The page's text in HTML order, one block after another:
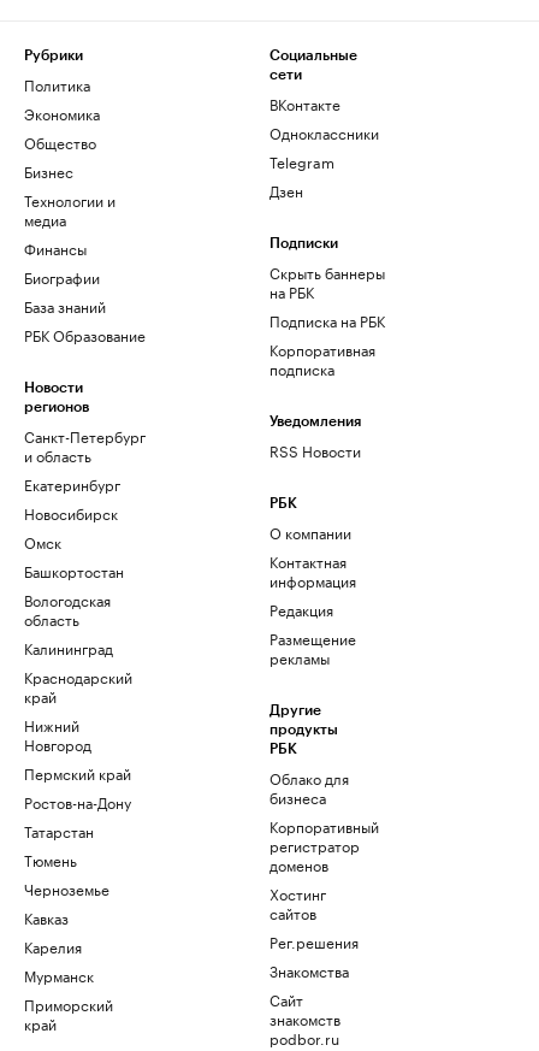
Рубрики
Политика
Экономика
Общество
Бизнес
Технологии и
медиа
Финансы
Биографии
База знаний
РБК Образование
Новости
регионов
Санкт-Петербург
и область
Екатеринбург
Новосибирск
Омск
Башкортостан
Вологодская
область
Калининград
Краснодарский
край
Нижний
Новгород
Пермский край
Ростов-на-Дону
Татарстан
Тюмень
Черноземье
Кавказ
Карелия
Мурманск
Приморский
край
Социальные
сети
ВКонтакте
Одноклассники
Telegram
Дзен
Подписки
Скрыть баннеры
на РБК
Подписка на РБК
Корпоративная
подписка
Уведомления
RSS Новости
РБК
О компании
Контактная
информация
Редакция
Размещение
рекламы
Другие
продукты
РБК
Облако для
бизнеса
Корпоративный
регистратор
доменов
Хостинг
сайтов
Рег.решения
Знакомства
Сайт
знакомств
podbor.ru